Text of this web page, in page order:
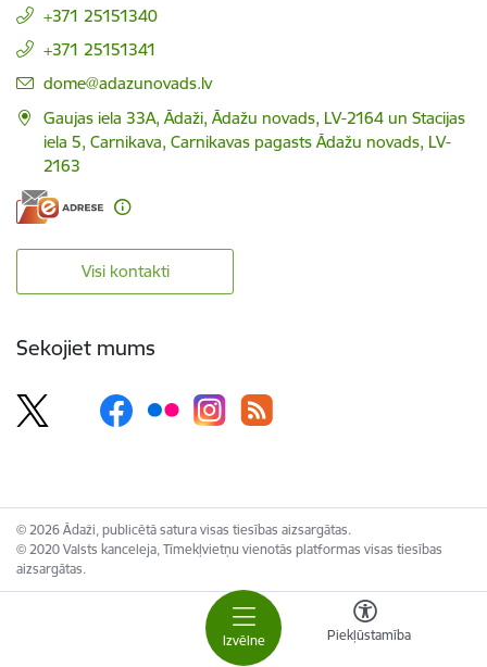
Izvēlne Piekļūstamība
+371 25151340
+371 25151341
E-pasts:
dome@adazunovads.lv
Gaujas iela 33A, Ādaži, Ādažu novads, LV-2164 un Stacijas
iela 5, Carnikava, Carnikavas pagasts Ādažu novads, LV-
2163
Visi kontakti
Sekojiet mums
© 2026 Ādaži, publicētā satura visas tiesības aizsargātas.
© 2020 Valsts kanceleja, Tīmekļvietņu vienotās platformas visas tiesības
aizsargātas.